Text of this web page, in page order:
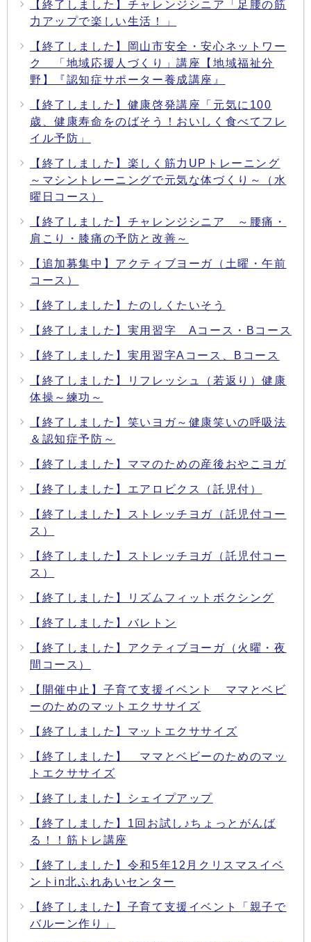
【終了しました】チャレンジシニア「足腰の筋
力アップで楽しい生活！」
【終了しました】岡山市安全・安心ネットワー
ク 「地域応援人づくり」講座【地域福祉分
野】『認知症サポーター養成講座』
【終了しました】健康啓発講座「元気に100
歳、健康寿命をのばそう！おいしく食べてフレ
イル予防」
【終了しました】楽しく筋力UPトレーニング
～マシントレーニングで元気な体づくり～（水
曜日コース）
【終了しました】チャレンジシニア ～腰痛・
肩こり・膝痛の予防と改善～
【追加募集中】アクティブヨーガ（土曜・午前
コース）
【終了しました】たのしくたいそう
【終了しました】実用習字 Aコース・Bコース
【終了しました】実用習字Aコース、Bコース
【終了しました】リフレッシュ（若返り）健康
体操～練功～
【終了しました】笑いヨガ～健康笑いの呼吸法
＆認知症予防～
【終了しました】ママのための産後おやこヨガ
【終了しました】エアロビクス（託児付）
【終了しました】ストレッチヨガ（託児付コー
ス）
【終了しました】ストレッチヨガ（託児付コー
ス）
【終了しました】リズムフィットボクシング
【終了しました】バレトン
【終了しました】アクティブヨーガ（火曜・夜
間コース）
【開催中止】子育て支援イベント ママとベビ
ーのためのマットエクササイズ
【終了しました】マットエクササイズ
【終了しました】 ママとベビーのためのマッ
トエクササイズ
【終了しました】シェイプアップ
【終了しました】1回お試し♪ちょっとがんば
る！！筋トレ講座
【終了しました】令和5年12月クリスマスイベ
ントin北ふれあいセンター
【終了しました】子育て支援イベント「親子で
バルーン作り」